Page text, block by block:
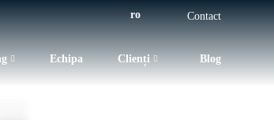
ro Contact
Echipa Clienți Blog